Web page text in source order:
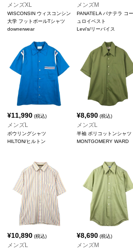
メンズXL
WISCONSIN ウィスコンシン
大学 フットボールTシャツ
downerwear
メンズM
PANATELA パナテラ コ
ュロイベスト
Levi's/リーバイス
¥11,990 (税込)
メンズL
ボウリングシャツ
HILTON/ヒルトン
¥8,690(税込)
メンズL
半袖 ポリコットンシャツ
MONTGOMERY WARD
¥10,890 (税込)
メンズL
¥8,690(税込)
メンズM